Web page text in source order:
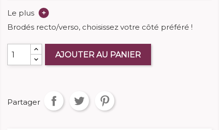
Le plus
+
Brodés recto/verso, choisissez votre côté préféré !
AJOUTER AU PANIER
Partager